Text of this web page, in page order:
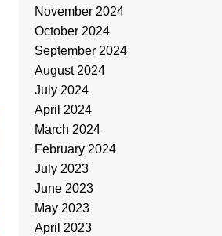
November 2024
October 2024
September 2024
August 2024
July 2024
April 2024
March 2024
February 2024
July 2023
June 2023
May 2023
April 2023